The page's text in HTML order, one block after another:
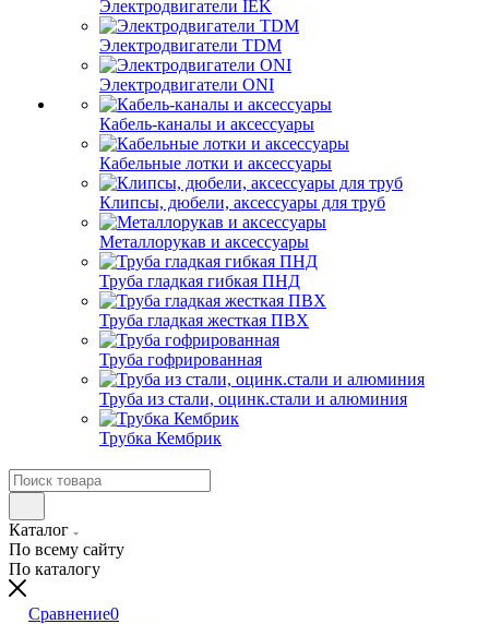
Электродвигатели IEK
Электродвигатели TDM
Электродвигатели ONI
Кабель-каналы и аксессуары
Кабельные лотки и аксессуары
Клипсы, дюбели, аксессуары для труб
Металлорукав и аксессуары
Труба гладкая гибкая ПНД
Труба гладкая жесткая ПВХ
Труба гофрированная
Труба из стали, оцинк.стали и алюминия
Трубка Кембрик
Каталог
По всему сайту
По каталогу
Сравнение0